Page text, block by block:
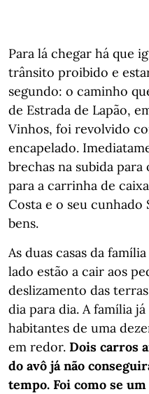
Para lá chegar há que
trânsito proibido e
segundo: o caminho
de Estrada de Lapão,
Vinhos, foi revolvido
encapelado.
brechas na subida para
para a carrinha de
Costa e o seu cunhado
bens.
As duas casas da
lado estão a cair aos
deslizamento das
dia para dia. A família
habitantes de uma
em redor. Dois carros
do avô já não
tempo. Foi como se